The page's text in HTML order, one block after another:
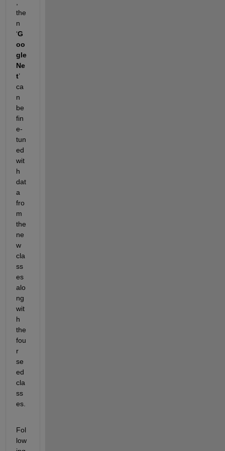
the
n
‘G
oo
gle
Ne
t’
ca
n
be
fin
e-
tun
ed
wit
h
dat
a
fro
m
the
ne
w
cla
ss
es
alo
ng
wit
h
the
fou
r
se
ed
cla
ss
Fol
low